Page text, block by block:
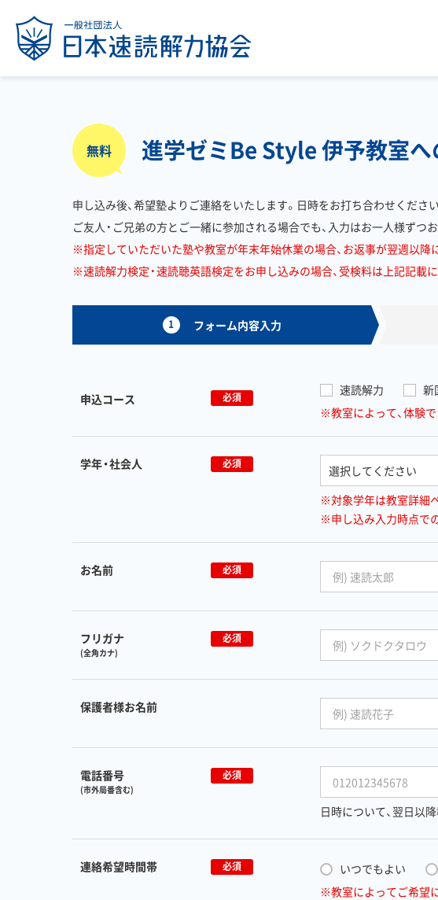
無料 進学ゼミBe Style 伊予教室
申し込み後、希望塾よりご連絡をいたします。日時をお打ち合わせください
ご友人・ご兄弟の方とご一緒に参加される場合でも、入力はお一人様ずつ
※指定していただいた塾や教室が年末年始休業の場合、お返事が翌週以降
※速読解力検定・速読聴英語検定をお申し込みの場合、受検料は上記記載に
1 フォーム内容入力
申込コース 必須 速読解力 新
※教室によって、体験
学年・社会人 必須
※対象学年は教室詳細
※申し込み入力時点で
お名前 必須
フリガナ
(全角カナ)
必須
保護者様お名前
電話番号
(市外局番含む)
必須
日時について、 翌日以
連絡希望時間帯 必須 いつでもよい
※教室によってご希望